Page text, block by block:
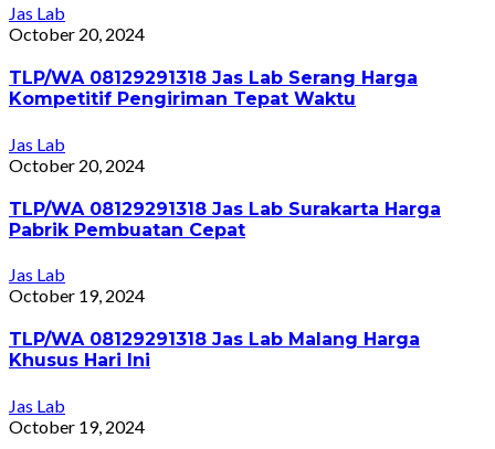
Jas Lab
October 20, 2024
TLP/WA 08129291318 Jas Lab Serang Harga
Kompetitif Pengiriman Tepat Waktu
Jas Lab
October 20, 2024
TLP/WA 08129291318 Jas Lab Surakarta Harga
Pabrik Pembuatan Cepat
Jas Lab
October 19, 2024
TLP/WA 08129291318 Jas Lab Malang Harga
Khusus Hari Ini
Jas Lab
October 19, 2024